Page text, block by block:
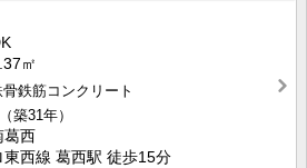
㎡
骨鉄筋コンクリート
（築31年）
葛西
東西線 葛西駅 徒歩15分